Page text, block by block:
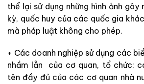
thể lại sử dụng những hình ảnh gây
kỳ, quốc huy của các quốc gia
mà pháp luật không cho phép.
+ Các doanh nghiệp sử dụng các
nhầm lẫn của cơ quan, tổ chức;
tên đầy đủ của các cơ quan nhà